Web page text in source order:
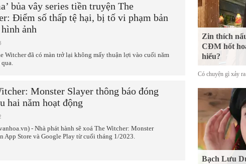
bủa vây series tiền truyện The
Điểm số thấp tệ hại, bị tố vi phạm bản
ảnh
Witcher đã có màn trở lại không mấy thuận lợi vào cuối năm
Monster Slayer thông báo đóng
hai năm hoạt động
- Nhà phát hành sẽ xoá The Witcher: Monster
App Store và Google Play từ cuối tháng 1/2023.
Zin thích
CĐM hốt
hiểu?
Có chuyện gì xảy
Bạch Lưu